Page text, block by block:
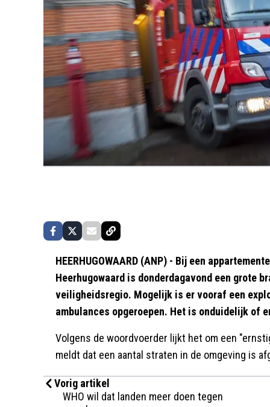
HEERHUGOWAARD (ANP) - Bij een
Heerhugowaard is donderdagavond een grote
veiligheidsregio. Mogelijk is er vooraf een
ambulances opgeroepen. Het is onduidelijk of
Volgens de woordvoerder lijkt het om een
meldt dat een aantal straten in de omgeving is
Vorig artikel
WHO wil dat landen meer doen tegen